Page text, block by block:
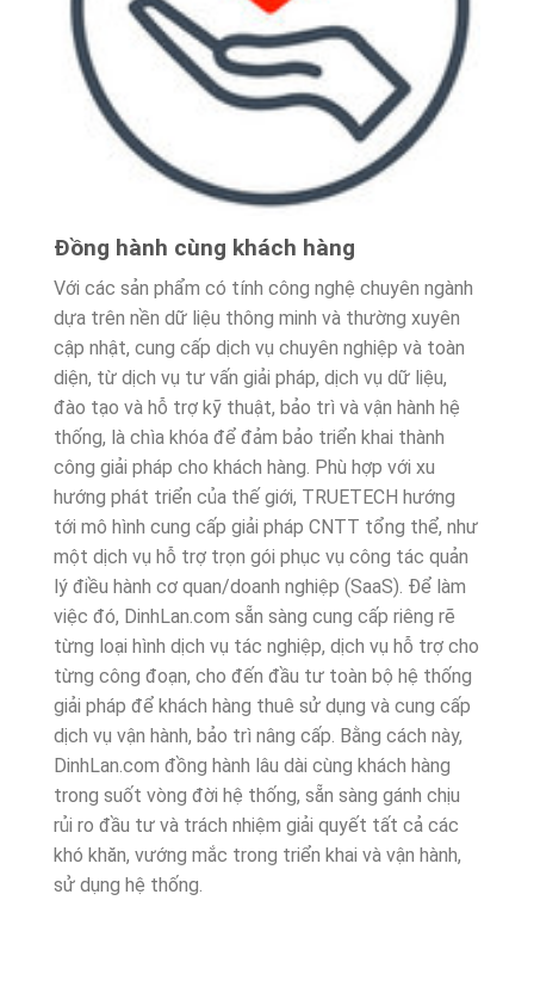
Đồng hành cùng khách hàng
Với các sản phẩm có tính công nghệ chuyên ngành
dựa trên nền dữ liệu thông minh và thường xuyên
cập nhật, cung cấp dịch vụ chuyên nghiệp và toàn
diện, từ dịch vụ tư vấn giải pháp, dịch vụ dữ liệu,
đào tạo và hỗ trợ kỹ thuật, bảo trì và vận hành hệ
thống, là chìa khóa để đảm bảo triển khai thành
công giải pháp cho khách hàng. Phù hợp với xu
hướng phát triển của thế giới, TRUETECH hướng
tới mô hình cung cấp giải pháp CNTT tổng thể, như
một dịch vụ hỗ trợ trọn gói phục vụ công tác quản
lý điều hành cơ quan/doanh nghiệp (SaaS). Để làm
việc đó, DinhLan.com sẵn sàng cung cấp riêng rẽ
từng loại hình dịch vụ tác nghiệp, dịch vụ hỗ trợ cho
từng công đoạn, cho đến đầu tư toàn bộ hệ thống
giải pháp để khách hàng thuê sử dụng và cung cấp
dịch vụ vận hành, bảo trì nâng cấp. Bằng cách này,
DinhLan.com đồng hành lâu dài cùng khách hàng
trong suốt vòng đời hệ thống, sẵn sàng gánh chịu
rủi ro đầu tư và trách nhiệm giải quyết tất cả các
khó khăn, vướng mắc trong triển khai và vận hành,
sử dụng hệ thống.